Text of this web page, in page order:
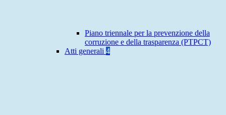
Piano triennale per la prevenzione della
corruzione e della trasparenza (PTPCT)
Atti generali 4